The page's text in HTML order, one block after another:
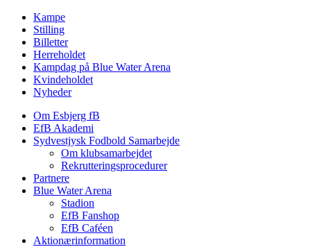
Kampe
Stilling
Billetter
Herreholdet
Kampdag på Blue Water Arena
Kvindeholdet
Nyheder
Om Esbjerg fB
EfB Akademi
Sydvestjysk Fodbold Samarbejde
Om klubsamarbejdet
Rekrutteringsprocedurer
Partnere
Blue Water Arena
Stadion
EfB Fanshop
EfB Caféen
Aktionærinformation